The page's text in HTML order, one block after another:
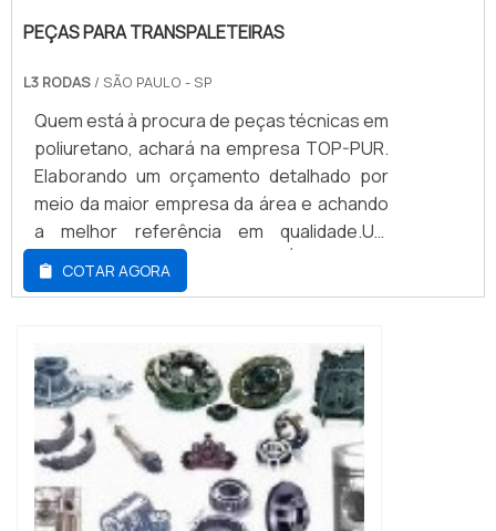
PEÇAS PARA TRANSPALETEIRAS
L3 RODAS / SÃO PAULO - SP
Quem está à procura de peças técnicas em
poliuretano, achará na empresa TOP-PUR.
Elaborando um orçamento detalhado por
meio da maior empresa da área e achando
a melhor referência em qualidade.UM
POUCO MAIS SOBRE PEÇAS TÉCNICAS EM
POLIURETANOQuem busca por peças
responsável, chega até a TOP-PUR.
Atuando com batentes em poliuretano e
ventosa de borracha, disponibilizando tudo
que há de mais atual par...
COTAR AGORA